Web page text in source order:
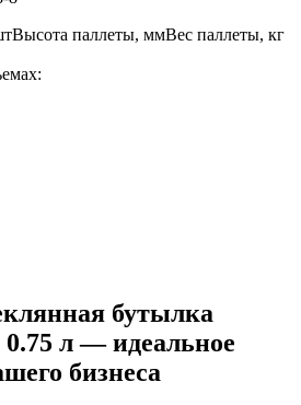
Высота паллеты, ммВес паллеты, кг
бутылка
л — идеальное
бизнеса